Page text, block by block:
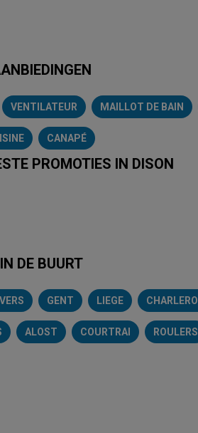
VENTILATEUR MAILLOT DE BAIN
CANAPÉ
PROMOTIES IN DISON
DE BUURT
GENT LIEGE CHARLEROI
ALOST COURTRAI ROULERS